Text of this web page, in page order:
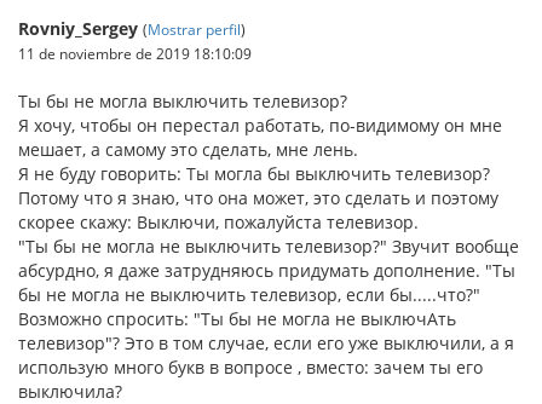
Rovniy_Sergey (Mostrar perfil)
11 de noviembre de 2019 18:10:09
Ты бы не могла выключить телевизор?
Я хочу, чтобы он перестал работать, по-видимому он мне
мешает, а самому это сделать, мне лень.
Я не буду говорить: Ты могла бы выключить телевизор?
Потому что я знаю, что она может, это сделать и поэтому
скорее скажу: Выключи, пожалуйста телевизор.
"Ты бы не могла не выключить телевизор?" Звучит вообще
абсурдно, я даже затрудняюсь придумать дополнение. "Ты
бы не могла не выключить телевизор, если бы.....что?"
Возможно спросить: "Ты бы не могла не выключАть
телевизор"? Это в том случае, если его уже выключили, а я
использую много букв в вопросе , вместо: зачем ты его
выключила?